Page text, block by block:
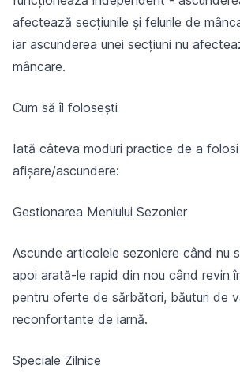
afectează secțiunile și felurile de
iar ascunderea unei secțiuni nu
mâncare.
Cum să îl folosești
Iată câteva moduri practice de a
afișare/ascundere:
Gestionarea Meniului Sezonier
Ascunde articolele sezoniere când nu
apoi arată-le rapid din nou când revin
pentru oferte de sărbători, băuturi de
reconfortante de iarnă.
Speciale Zilnice